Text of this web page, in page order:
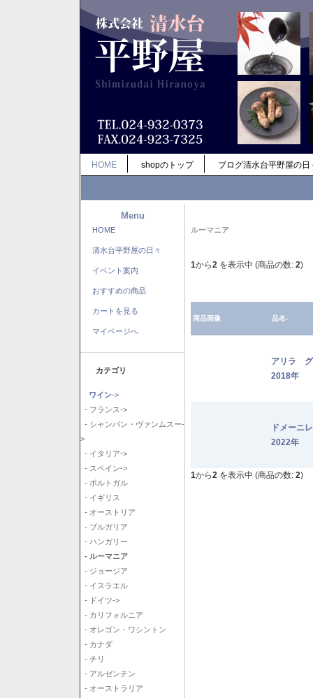
HOME shopのトップ ブログ清水台平野屋の日
Menu
HOME
清水台平野屋の日々
イベント案内
おすすめの商品
カートを見る
マイページへ
カテゴリ
ワイン->
- フランス->
- シャンパン・ヴァンムスー-
>
- イタリア->
- スペイン->
- ポルトガル
- イギリス
- オーストリア
- ブルガリア
- ハンガリー
- ルーマニア
- ジョージア
- イスラエル
- ドイツ->
- カリフォルニア
- オレゴン・ワシントン
- カナダ
- チリ
- アルゼンチン
- オーストラリア
ルーマニア
1から2 を表示中 (商品の数: 2)
商品画像 品名-
アリラ
2018年
ドメー
2022年
1から2 を表示中 (商品の数: 2)